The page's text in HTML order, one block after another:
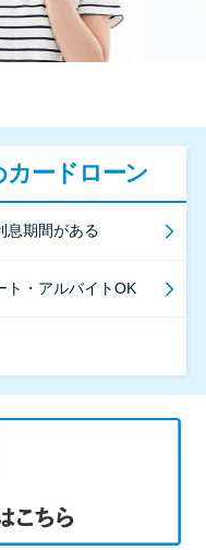
カードローン
息期間がある
ト・アルバイトOK